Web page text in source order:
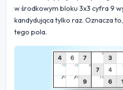
w środkowym bloku 3x3 cyfra 9
kandydująca tylko raz. Oznacza
tego pola.